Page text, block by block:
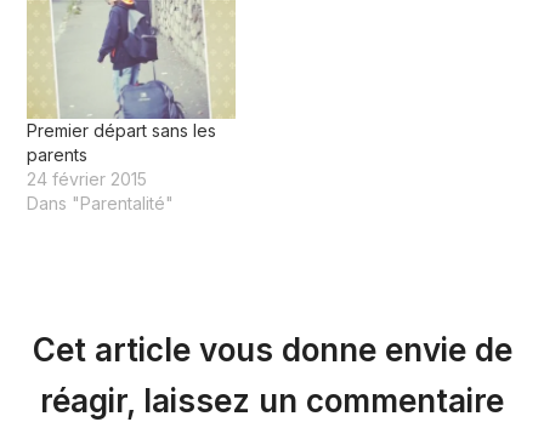
Premier départ sans les
parents
24 février 2015
Dans "Parentalité"
Cet article vous donne envie de
réagir, laissez un commentaire